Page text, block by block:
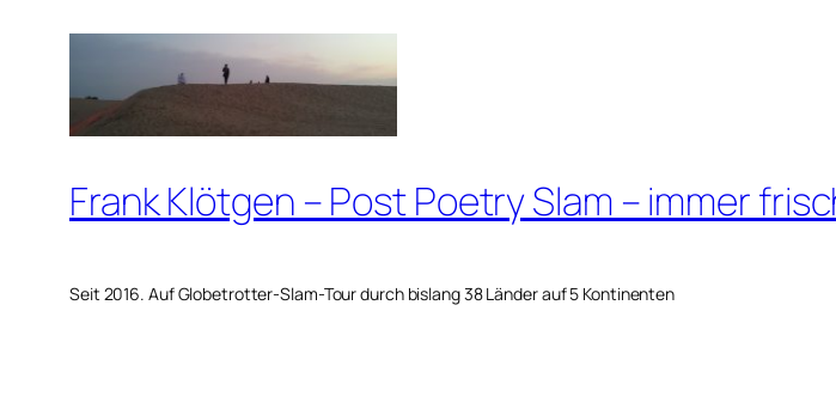
springen
Frank Klötgen – Post Poetry Slam – immer
Seit 2016. Auf Globetrotter-Slam-Tour durch bislang 38 Länder auf 5 Kontinenten